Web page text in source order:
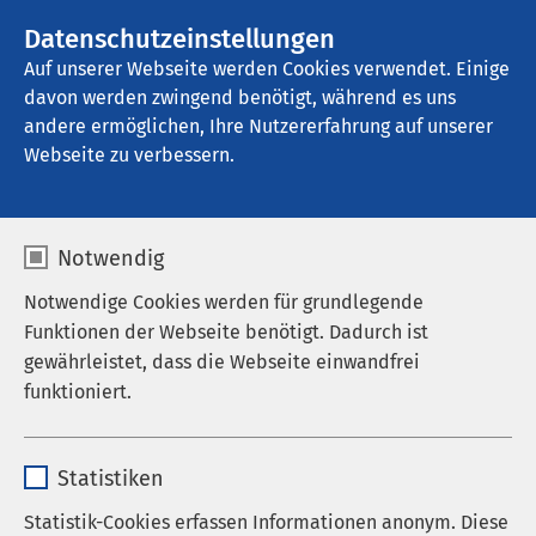
Datenschutzeinstellungen
Auf unserer Webseite werden Cookies verwendet. Einige
davon werden zwingend benötigt, während es uns
andere ermöglichen, Ihre Nutzererfahrung auf unserer
Webseite zu verbessern.
Notwendig
Notwendige Cookies werden für grundlegende
Funktionen der Webseite benötigt. Dadurch ist
gewährleistet, dass die Webseite einwandfrei
funktioniert.
Anbieter sgalinski
Statistiken
Statistik-Cookies erfassen Informationen anonym. Diese
AMEOS Klinikum St. Elisabeth Neuburg